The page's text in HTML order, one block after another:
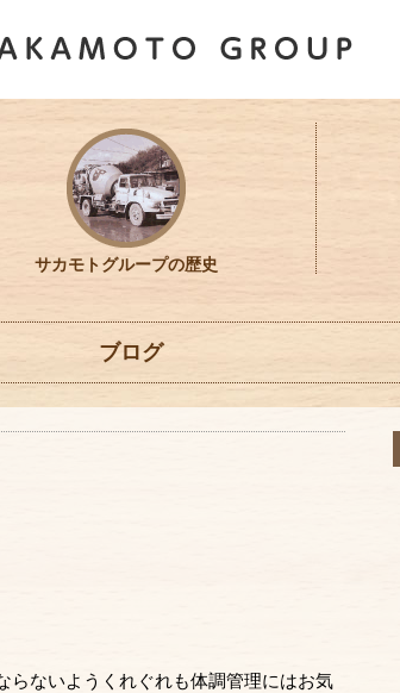
サカモトグループの歴史
ブログ
らないようくれぐれも体調管理にはお気